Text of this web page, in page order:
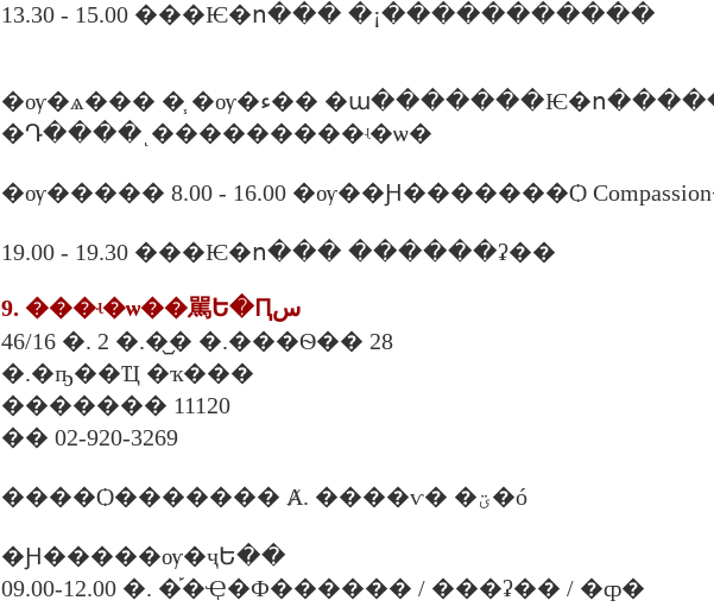
13.30 - 15.00 ���Ѥ�ո��� �¡�����������
�ѹ�ѧ��� �֧ �ѹ�ء�� �ա�������Ѥ�ո��������ҹ
�Դ����ͺ���������ʵ�ѡ�
�ѹ����� 8.00 - 16.00 �ѹ��Ԩ�������Ѻ
19.00 - 19.30 ���Ѥ�ո��� ������ʡ��
9. ���ʵ�ѡ��駡Ե�Ԥس
46/16 �. 2 �.��᷹ �.���Ѳ�� 28
�.�ҧ��Ҵ �ҡ���
������� 11120
�� 02-920-3269
����Ѻ������� Ⱥ. ����ѵ� �ؾ�ó
�Ԩ�����ѹ�ҷԵ��
09.00-12.00 �. �֡�Ҿ�Ф������ / ���ʡ�� / �ȹ�